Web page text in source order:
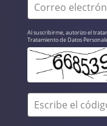
Correo
Al suscribirme, autorizo el
Tratamiento de Datos
Escribe el